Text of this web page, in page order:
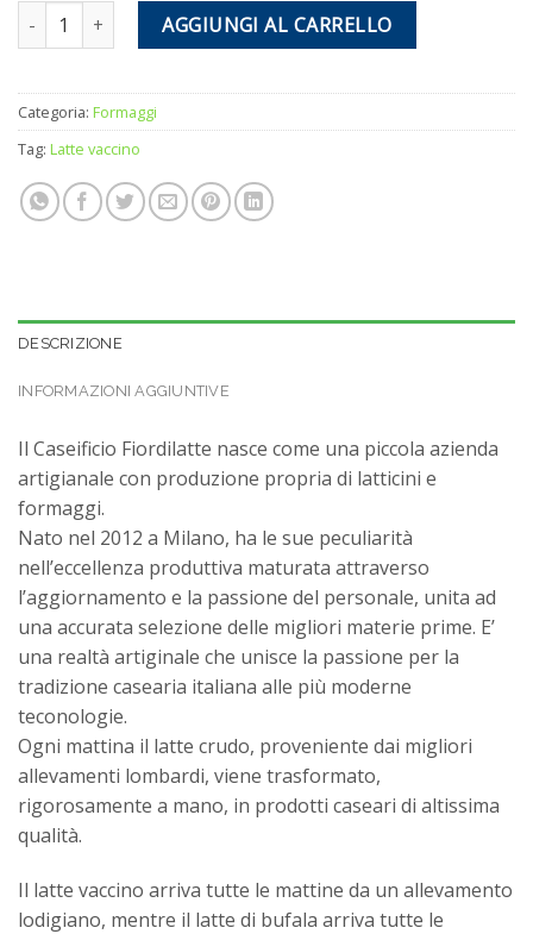
Ricotta vaccina fresca quantitàAGGIUNGI AL CARRELLO
Categoria: Formaggi
Tag: Latte vaccino
DESCRIZIONE
INFORMAZIONI AGGIUNTIVE
Il Caseificio Fiordilatte nasce come una piccola azienda
artigianale con produzione propria di latticini e
formaggi.
Nato nel 2012 a Milano, ha le sue peculiarità
nell’eccellenza produttiva maturata attraverso
l’aggiornamento e la passione del personale, unita ad
una accurata selezione delle migliori materie prime. E’
una realtà artiginale che unisce la passione per la
tradizione casearia italiana alle più moderne
teconologie.
Ogni mattina il latte crudo, proveniente dai migliori
allevamenti lombardi, viene trasformato,
rigorosamente a mano, in prodotti caseari di altissima
qualità.
Il latte vaccino arriva tutte le mattine da un allevamento
lodigiano, mentre il latte di bufala arriva tutte le